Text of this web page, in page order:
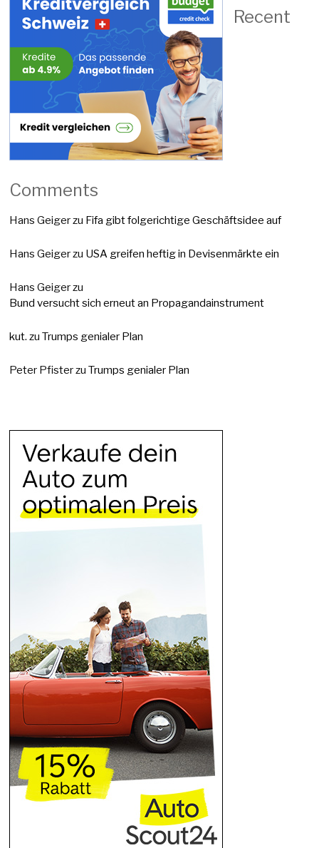
Recent
Comments
Hans Geigerzu Fifa gibt folgerichtige Geschäftsidee auf
Hans Geigerzu USA greifen heftig in Devisenmärkte ein
Hans Geigerzu
Bund versucht sich erneut an Propagandainstrument
kut. zuTrumps genialer Plan
Peter PfisterzuTrumps genialer Plan